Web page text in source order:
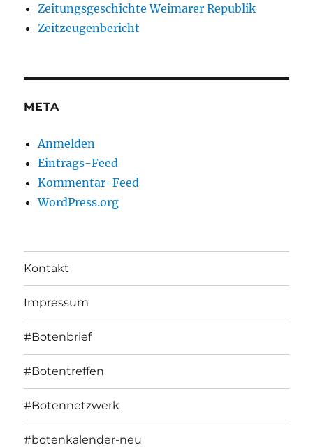
Zeitungsgeschichte Weimarer Republik
Zeitzeugenbericht
META
Anmelden
Eintrags-Feed
Kommentar-Feed
WordPress.org
Kontakt
Impressum
#Botenbrief
#Botentreffen
#Botennetzwerk
#botenkalender-neu